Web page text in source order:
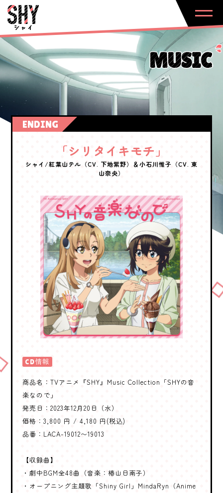
MUSIC
ENDING
「シリタイキモチ」
シャイ/紅葉山テル（CV. 下地紫野）＆小石川惟子（CV. 東
山奈央）
CD情報
商品名：TVアニメ『SHY』Music Collection「SHYの音
楽なので」
発売日：2023年12月20日（水）
価格：3,800 円 / 4,180 円(税込)
品番：LACA-19012〜19013
【収録曲】
・劇中BGM全48曲（音楽：椿山日南子）
・オープニング主題歌「Shiny Girl」MindaRyn（Anime